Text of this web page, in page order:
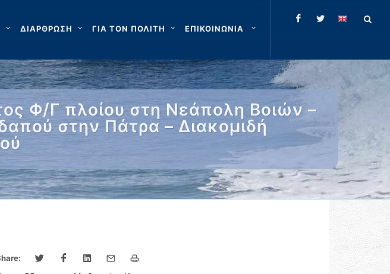
ΔΙΑΡΘΡΩΣΗ ΓΙΑ ΤΟΝ ΠΟΛΙΤΗ ΕΠΙΚΟΙΝΩΝΙΑ
Φ/Γ πλοίου στη Νεάπολη Βοιών –
στην Πάτρα – Διακομιδή